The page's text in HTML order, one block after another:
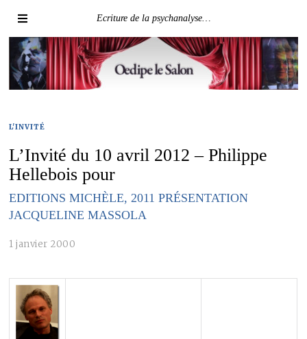
Ecriture de la psychanalyse…
L'INVITÉ
L’Invité du 10 avril 2012 – Philippe
Hellebois pour
EDITIONS MICHÈLE, 2011 PRÉSENTATION
JACQUELINE MASSOLA
1 janvier 2000